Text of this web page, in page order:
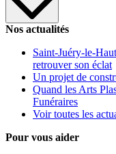
Nos actualités
Saint-Juéry-le-
retrouver son éclat
Un projet de
Quand les Arts
Funéraires
Voir toutes les
Pour vous aider